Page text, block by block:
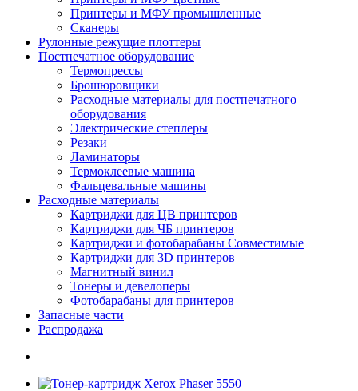
Принтеры и МФУ промышленные
Сканеры
Рулонные режущие плоттеры
Постпечатное оборудование
Термопрессы
Брошюровщики
Расходные материалы для постпечатного
оборудования
Электрические степлеры
Резаки
Ламинаторы
Термоклеевые машина
Фальцевальные машины
Расходные материалы
Картриджи для ЦВ принтеров
Картриджи для ЧБ принтеров
Картриджи и фотобарабаны Совместимые
Картриджи для 3D принтеров
Магнитный винил
Тонеры и девелоперы
Фотобарабаны для принтеров
Запасные части
Распродажа